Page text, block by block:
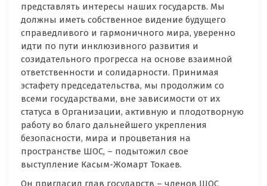
представлять интересы наших государств. Мы
должны иметь собственное видение будущего
справедливого и гармоничного мира, уверенно
идти по пути инклюзивного развития и
созидательного прогресса на основе взаимной
ответственности и солидарности. Принимая
эстафету председательства, мы продолжим со
всеми государствами, вне зависимости от их
статуса в Организации, активную и плодотворную
работу во благо дальнейшего укрепления
безопасности, мира и процветания на
пространстве ШОС, – подытожил свое
выступление Касым-Жомарт Токаев.
Он пригласил глав государств – членов ШОС